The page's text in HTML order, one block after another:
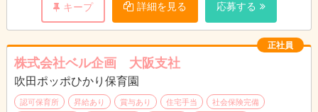
キープ 詳細を見る 応募する
正社員
株式会社ベル企画 大阪支社
吹田ポッポひかり保育園
認可保育所 昇給あり 賞与あり 住宅手当
社会保険完備